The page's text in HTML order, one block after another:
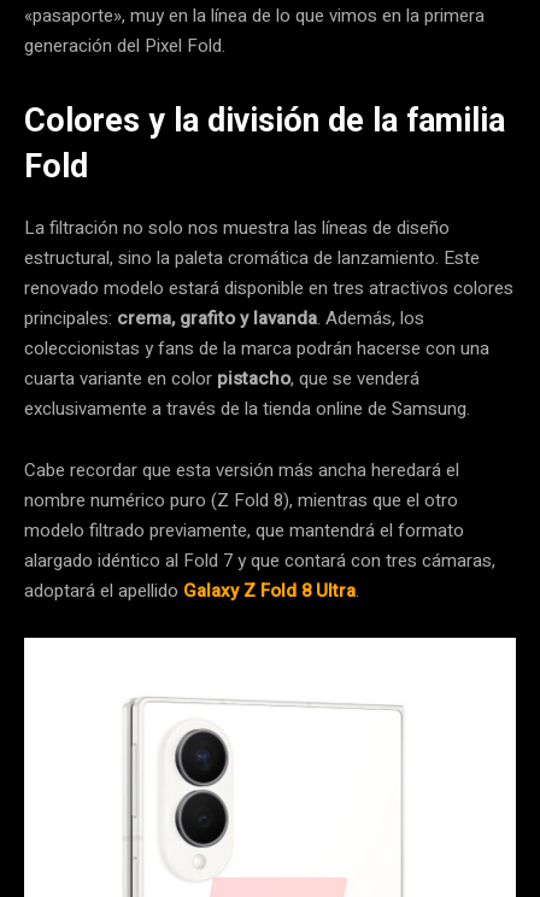
«pasaporte», muy en la línea de lo que vimos en la primera
generación del Pixel Fold.
Colores y la división de la familia
Fold
La filtración no solo nos muestra las líneas de diseño
estructural, sino la paleta cromática de lanzamiento. Este
renovado modelo estará disponible en tres atractivos colores
principales: crema, grafito y lavanda. Además, los
coleccionistas y fans de la marca podrán hacerse con una
cuarta variante en color pistacho, que se venderá
exclusivamente a través de la tienda online de Samsung.
Cabe recordar que esta versión más ancha heredará el
nombre numérico puro (Z Fold 8), mientras que el otro
modelo filtrado previamente, que mantendrá el formato
alargado idéntico al Fold 7 y que contará con tres cámaras,
adoptará el apellido Galaxy Z Fold 8 Ultra.